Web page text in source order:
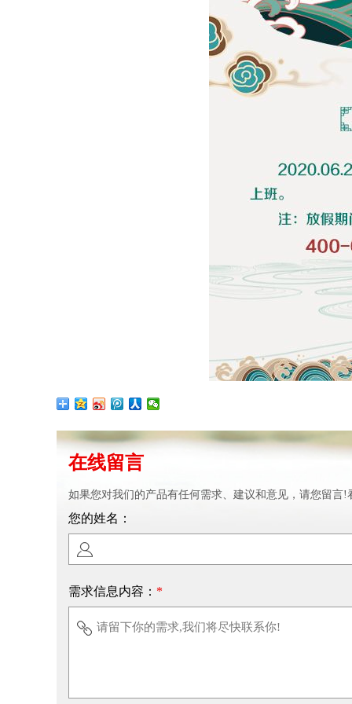
在线留言
如果您对我们的产品有任何需求、建议和意见，请您留言
您的姓名：
需求信息内容： *